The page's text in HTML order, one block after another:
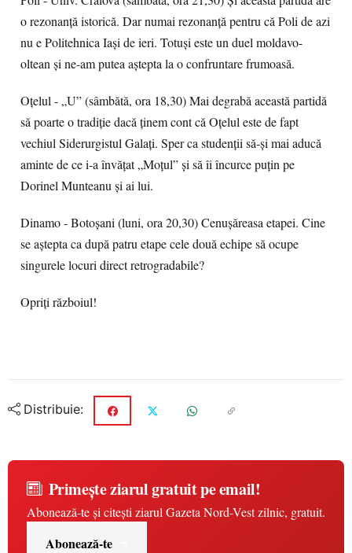
o rezonanță istorică. Dar numai rezonanță pentru că Poli de azi
nu e Politehnica Iași de ieri. Totuși este un duel moldavo-
oltean și ne-am putea aștepta la o confruntare frumoasă.
Oțelul - „U” (sâmbătă, ora 18,30) Mai degrabă această partidă
să poarte o tradiție dacă ținem cont că Oțelul este de fapt
vechiul Siderurgistul Galați. Sper ca studenții să-și mai aducă
aminte de ce i-a învățat „Moțul” și să îi încurce puțin pe
Dorinel Munteanu și ai lui.
Dinamo - Botoșani (luni, ora 20,30) Cenușăreasa etapei. Cine
se aștepta ca după patru etape cele două echipe să ocupe
singurele locuri direct retrogradabile?
Opriți războiul!
Distribuie:
Primește ziarul gratuit pe email!
Abonează-te și citești ziarul Gazeta Nord-Vest zilnic, gratuit.
Abonează-te